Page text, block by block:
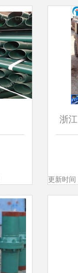
浙
更新时